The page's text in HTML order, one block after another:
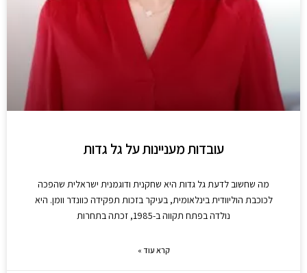
עובדות מעניינות על גל גדות
מה שחשוב לדעת גל גדות היא שחקנית ודוגמנית ישראלית שהפכה
לכוכבת הוליוודית בינלאומית, בעיקר בזכות תפקידה כוונדר וומן. היא
נולדה בפתח תקווה ב-1985, זכתה בתחרות
קרא עוד »